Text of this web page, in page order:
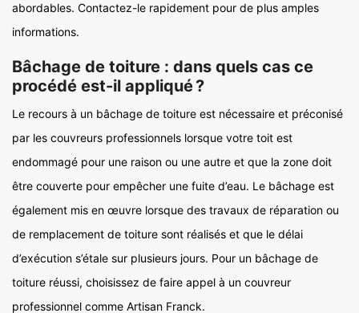
abordables. Contactez-le rapidement pour de plus amples
informations.
Bâchage de toiture : dans quels cas ce
procédé est-il appliqué ?
Le recours à un bâchage de toiture est nécessaire et préconisé
par les couvreurs professionnels lorsque votre toit est
endommagé pour une raison ou une autre et que la zone doit
être couverte pour empêcher une fuite d’eau. Le bâchage est
également mis en œuvre lorsque des travaux de réparation ou
de remplacement de toiture sont réalisés et que le délai
d’exécution s’étale sur plusieurs jours. Pour un bâchage de
toiture réussi, choisissez de faire appel à un couvreur
professionnel comme Artisan Franck.